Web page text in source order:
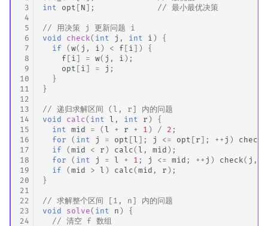
3
4
5
6
7
8
9
10
11
12
13
14
15
16
17
18
19
20
21
22
23
24
int
opt [ N ]; // 最小最优决策
// 用决策 j 更新问题 i
void
check( int j , int i )
{
if
(w( j , i ) < f [ i ])
{
f [ i ] = w( j , i );
opt [ i ] = j ;
}
}
// 递归求解区间 (l, r] 内的问题
void
calc( int l , int r )
{
int
mid = (l + r + 1 ) / 2 ;
for
( int j = opt [l ]; j <= opt [ r ]; ++ j ) check
if
(mid < r ) calc(l , mid );
for
( int j = l + 1 ; j <= mid ; ++ j ) check( j ,
if
(mid > l ) calc(mid , r );
}
// 求解整个区间 [1, n] 内的问题
void
solve( int n )
{
// 清空 f 数组